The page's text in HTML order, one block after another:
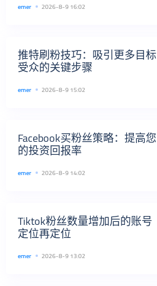
emer 2026-8-9 16:02
推特刷粉技巧：吸引更多目标
受众的关键步骤
emer 2026-8-9 15:02
Facebook买粉丝策略：提高您
的投资回报率
emer 2026-8-9 14:02
Tiktok粉丝数量增加后的账号
定位再定位
emer 2026-8-9 13:02